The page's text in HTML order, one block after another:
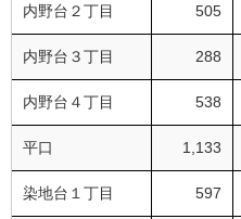
内野台２丁目 505
内野台３丁目 288
内野台４丁目 538
平口 1,133
染地台１丁目 597